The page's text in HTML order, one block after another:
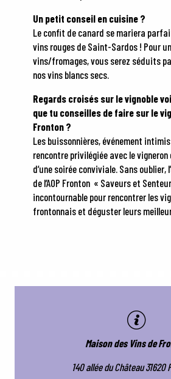
Un petit conseil en cuisine ?
Le confit de canard se mariera
vins rouges de Saint-Sardos ! Pour
vins/fromages, vous serez séduits
nos vins blancs secs.
Regards croisés sur le vignoble
que tu conseilles de faire sur le
Fronton ?
Les buissonnières, événement
rencontre privilégiée avec le
d’une soirée conviviale. Sans oublier,
de l’AOP Fronton « Saveurs et
incontournable pour rencontrer les
frontonnais et déguster leurs
Maison des Vins de
140 allée du Château 31620